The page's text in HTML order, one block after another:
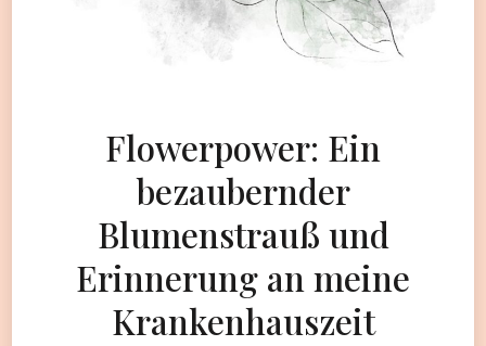
Flowerpower: Ein
bezaubernder
Blumenstrauß und
Erinnerung an meine
Krankenhauszeit